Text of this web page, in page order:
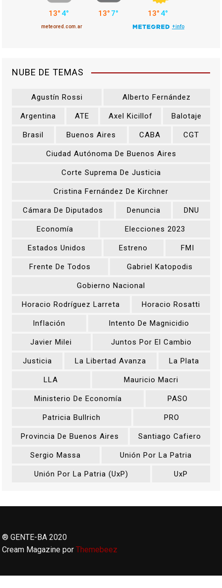
NUBE DE TEMAS
Agustín Rossi Alberto Fernández
Argentina ATE Axel Kicillof Balotaje
Brasil Buenos Aires CABA CGT
Ciudad Autónoma De Buenos Aires
Corte Suprema De Justicia
Cristina Fernández De Kirchner
Cámara De Diputados Denuncia DNU
Economía Elecciones 2023
Estados Unidos Estreno FMI
Frente De Todos Gabriel Katopodis
Gobierno Nacional
Horacio Rodríguez Larreta Horacio Rosatti
Inflación Intento De Magnicidio
Javier Milei Juntos Por El Cambio
Justicia La Libertad Avanza La Plata
LLA Mauricio Macri
Ministerio De Economía PASO
Patricia Bullrich PRO
Provincia De Buenos Aires Santiago Cafiero
Sergio Massa Unión Por La Patria
Unión Por La Patria (UxP) UxP
® GENTE-BA 2020
Cream Magazine porThemebeez